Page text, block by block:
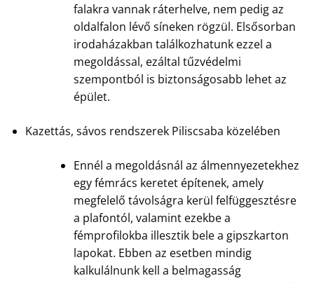
falakra vannak ráterhelve, nem pedig az
oldalfalon lévő síneken rögzül. Elsősorban
irodaházakban találkozhatunk ezzel a
megoldással, ezáltal tűzvédelmi
szempontból is biztonságosabb lehet az
épület.
Kazettás, sávos rendszerek Piliscsaba közelében
Ennél a megoldásnál az álmennyezetekhez
egy fémrács keretet építenek, amely
megfelelő távolságra kerül felfüggesztésre
a plafontól, valamint ezekbe a
fémprofilokba illesztik bele a gipszkarton
lapokat. Ebben az esetben mindig
kalkulálnunk kell a belmagasság